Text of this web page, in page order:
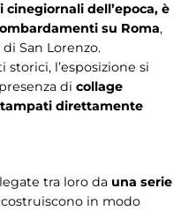
cinegiornali dell’epoca, è
su Roma,
San Lorenzo.
l’esposizione si
di collage
direttamente
tra loro da una serie
in modo